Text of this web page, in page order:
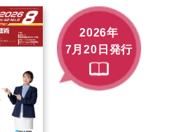
2026年
7月20日発行